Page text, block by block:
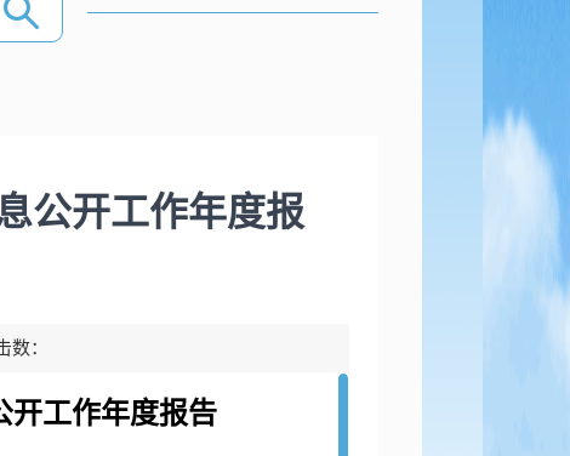
公开工作年度报
：
开工作年度报告